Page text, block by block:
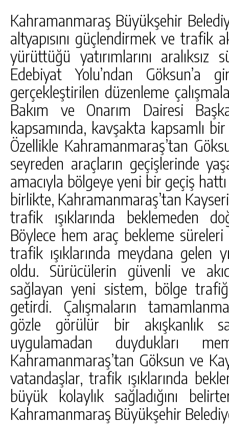
Kahramanmaraş Büyükşehir
altyapısını güçlendirmek ve trafik
yürüttüğü yatırımlarını
Edebiyat Yolu’ndan Göksun’a
gerçekleştirilen düzenleme
Bakım ve Onarım Dairesi
kapsamında, kavşakta kapsamlı
Özellikle Kahramanmaraş’tan
seyreden araçların geçişlerinde
amacıyla bölgeye yeni bir geçiş
birlikte, Kahramanmaraş’tan
trafik ışıklarında beklemeden
Böylece hem araç bekleme
trafik ışıklarında meydana gelen
oldu. Sürücülerin güvenli ve
sağlayan yeni sistem, bölge
getirdi. Çalışmaların
gözle görülür bir akışkanlık
uygulamadan duydukları
Kahramanmaraş’tan Göksun ve
vatandaşlar, trafik ışıklarında
büyük kolaylık sağladığını
Kahramanmaraş Büyükşehir
GÜNLÜK HABER AKIŞI
GÖKSUN HAFIZLIK KIZ KUR’AN KURSU
ÖĞRENCILERINE DARENDE GEZISI.